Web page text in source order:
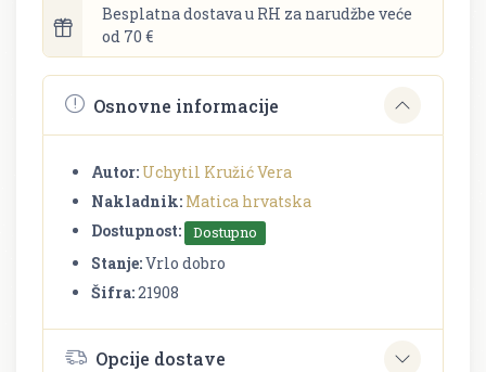
Besplatna dostava u RH za narudžbe veće
od 70 €
Osnovne informacije
Autor: Uchytil Kružić Vera
Nakladnik: Matica hrvatska
Dostupnost:
Dostupno
Stanje:Vrlo dobro
Šifra:21908
Opcije dostave